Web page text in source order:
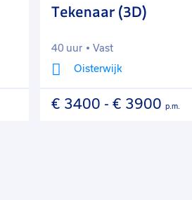
Tekenaar (3D)
40 uur
Vast
Oisterwijk
€ 3400 - € 3900 p.m.